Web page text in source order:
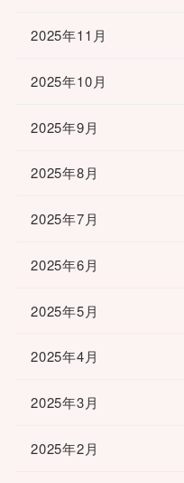
2025年11月
2025年10月
2025年9月
2025年8月
2025年7月
2025年6月
2025年5月
2025年4月
2025年3月
2025年2月